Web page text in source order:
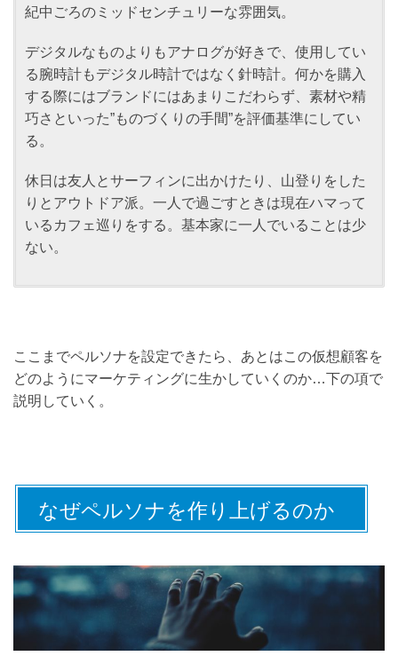
紀中ごろのミッドセンチュリーな雰囲気。
デジタルなものよりもアナログが好きで、使用してい
る腕時計もデジタル時計ではなく針時計。何かを購入
する際にはブランドにはあまりこだわらず、素材や精
巧さといった”ものづくりの手間”を評価基準にしてい
る。
休日は友人とサーフィンに出かけたり、山登りをした
りとアウトドア派。一人で過ごすときは現在ハマって
いるカフェ巡りをする。基本家に一人でいることは少
ない。
ここまでペルソナを設定できたら、あとはこの仮想顧客を
どのようにマーケティングに生かしていくのか…下の項で
説明していく。
なぜペルソナを作り上げるのか